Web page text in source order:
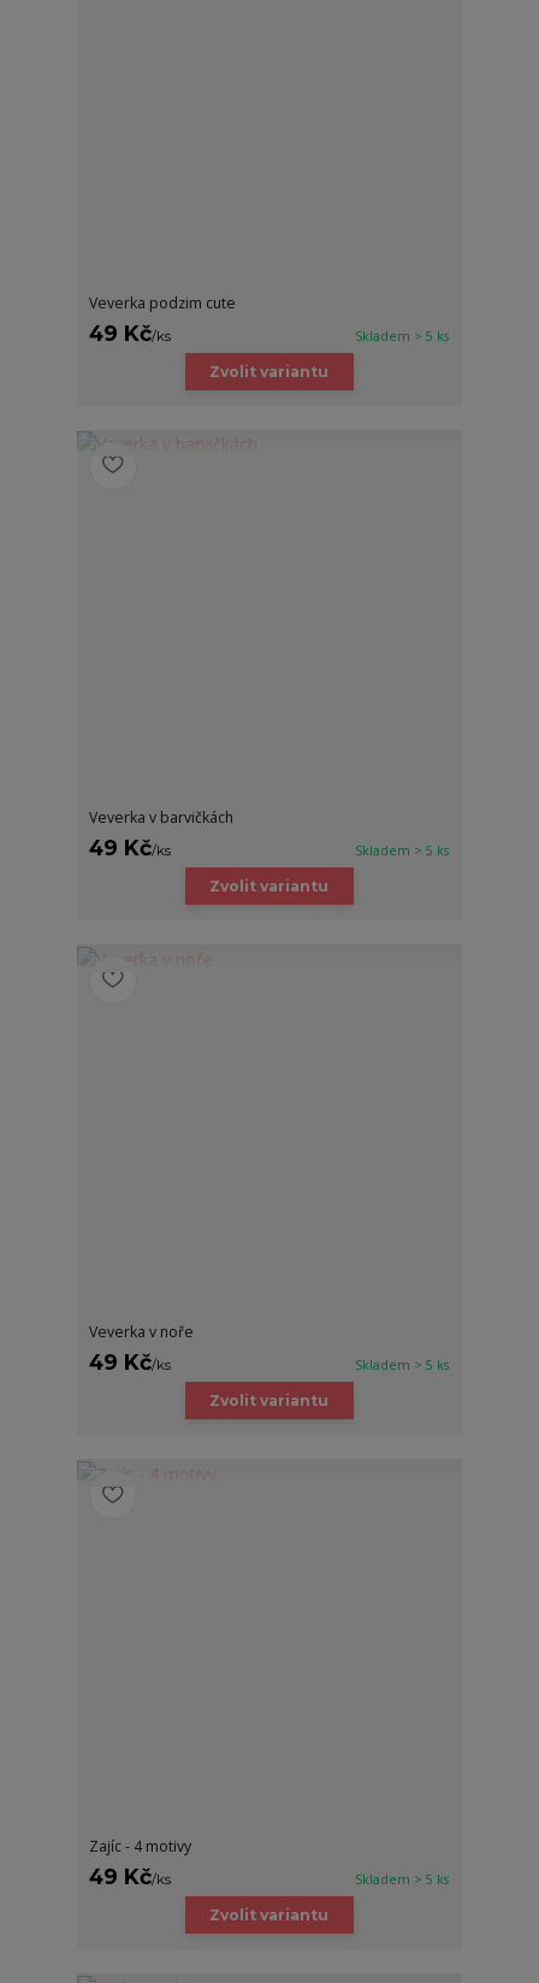
Veverka podzim cute
49 Kč/ks Skladem > 5 ks
Zvolit variantu
Veverka v barvičkách
49 Kč/ks Skladem > 5 ks
Zvolit variantu
Veverka v noře
49 Kč/ks Skladem > 5 ks
Zvolit variantu
Zajíc - 4 motivy
49 Kč/ks Skladem > 5 ks
Zvolit variantu